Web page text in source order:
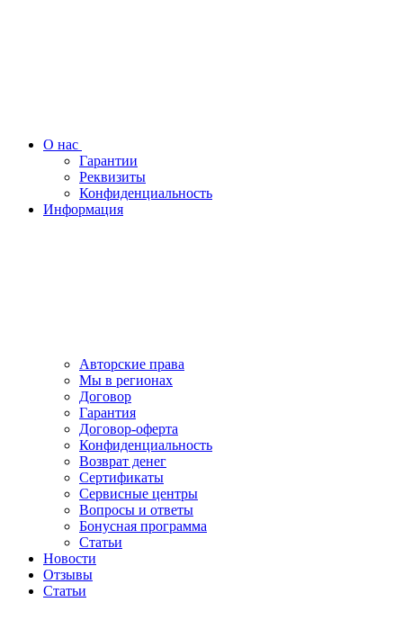
О нас
Гарантии
Реквизиты
Конфиденциальность
Информация
Авторские права
Мы в регионах
Договор
Гарантия
Договор-оферта
Конфиденциальность
Возврат денег
Сертификаты
Сервисные центры
Вопросы и ответы
Бонусная программа
Статьи
Новости
Отзывы
Статьи